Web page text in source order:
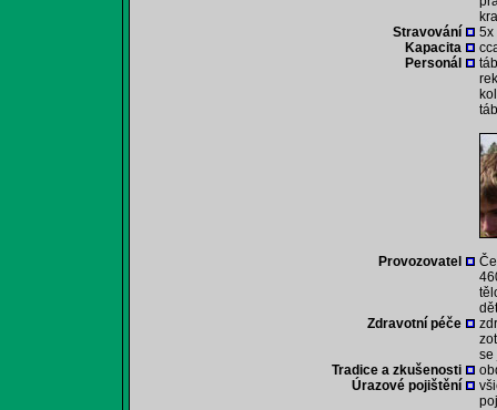
Stravování
5x
Kapacita
Personál
Provozovatel
Zdravotní péče
se
Tradice a zkušenosti
Úrazové pojištění